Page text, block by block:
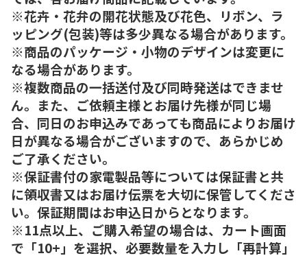
※花卉・花弁の開花状態及び花色、リボン、ラ
ッピング(包装)等は多少異なる場合があります。
※商品のパッケージ・小物のデザインは変更に
なる場合があります。
※複数商品の一括送付及び同時発送はできませ
ん。また、ご依頼主様とお届け先様が同じ場
合、同日のお申込みであっても商品によりお届け
日が異なる場合がございますので、あらかじめ
ご了承ください。
※保証書付の家電製品等については保証書と共
に領収書又はお届け伝票を大切に保管してくださ
い。保証期間はお申込日からとなります。
※11点以上、ご購入希望の場合は、カート画面
で「10+」を選択、必要数量を入力し「再計算」